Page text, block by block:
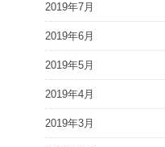
2019年7月
2019年6月
2019年5月
2019年4月
2019年3月